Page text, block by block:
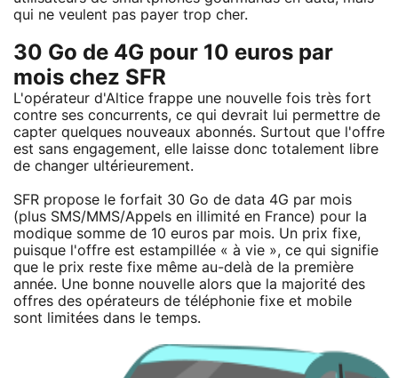
qui ne veulent pas payer trop cher.
30 Go de 4G pour 10 euros par
mois chez SFR
L'opérateur d'Altice frappe une nouvelle fois très fort
contre ses concurrents, ce qui devrait lui permettre de
capter quelques nouveaux abonnés. Surtout que l'offre
est sans engagement, elle laisse donc totalement libre
de changer ultérieurement.
SFR propose le forfait 30 Go de data 4G par mois
(plus SMS/MMS/Appels en illimité en France) pour la
modique somme de 10 euros par mois. Un prix fixe,
puisque l'offre est estampillée « à vie », ce qui signifie
que le prix reste fixe même au-delà de la première
année. Une bonne nouvelle alors que la majorité des
offres des opérateurs de téléphonie fixe et mobile
sont limitées dans le temps.